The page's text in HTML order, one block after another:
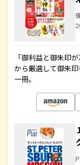
「御利益と御朱印
から厳選して御朱
一冊。